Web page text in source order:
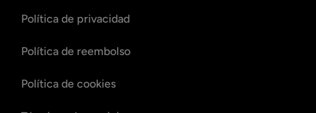
Política de privacidad
Política de reembolso
Política de cookies